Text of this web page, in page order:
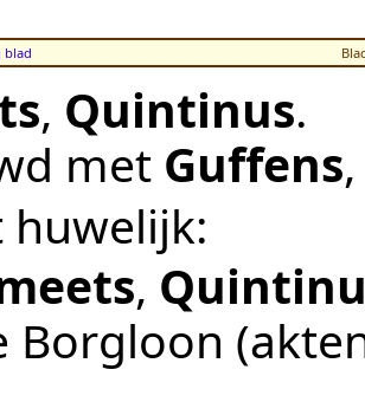
blad
, Quintinus.
met Guffens
huwelijk:
,
Borgloon